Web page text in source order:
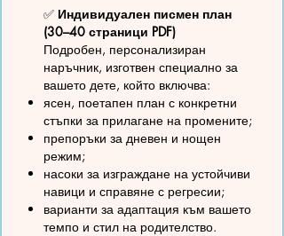
✅ Индивидуален писмен план
(30–40 страници PDF)
Подробен, персонализиран
наръчник, изготвен специално за
вашето дете, който включва:
ясен, поетапен план с конкретни
стъпки за прилагане на промените;
препоръки за дневен и нощен
режим;
насоки за изграждане на устойчиви
навици и справяне с регресии;
варианти за адаптация към вашето
темпо и стил на родителство.